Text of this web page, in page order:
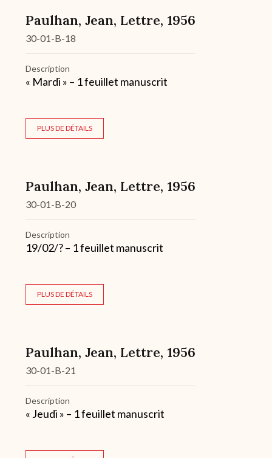
Paulhan, Jean, Lettre, 1956
30-01-B-18
Description
« Mardi » – 1 feuillet manuscrit
PLUS DE DÉTAILS
Paulhan, Jean, Lettre, 1956
30-01-B-20
Description
19/02/? – 1 feuillet manuscrit
PLUS DE DÉTAILS
Paulhan, Jean, Lettre, 1956
30-01-B-21
Description
« Jeudi » – 1 feuillet manuscrit